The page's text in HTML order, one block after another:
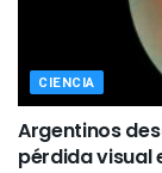
CIENCIA
Argentinos
pérdida visual